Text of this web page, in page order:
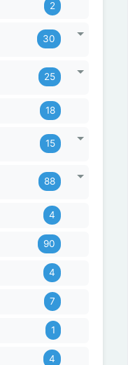
2
30
25
18
15
88
4
90
4
7
1
4